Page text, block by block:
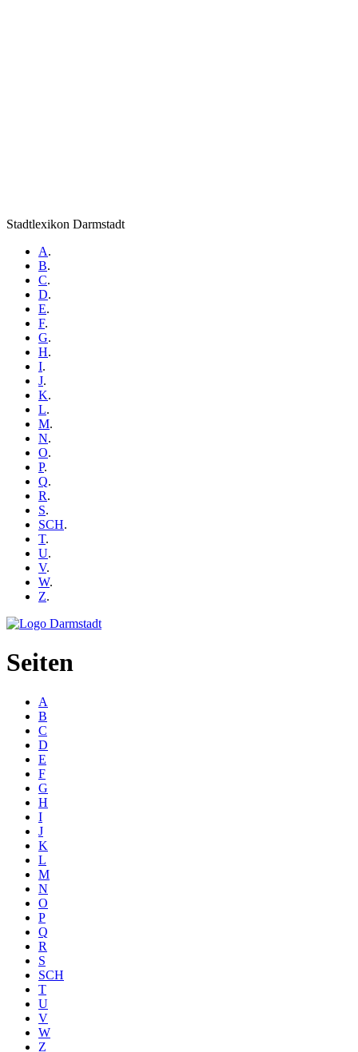
Stadtlexikon Darmstadt
A.
B.
C.
D.
E.
F.
G.
H.
I.
J.
K.
L.
M.
N.
O.
P.
Q.
R.
S.
SCH.
T.
U.
V.
W.
Z.
Seiten
A
B
C
D
E
F
G
H
I
J
K
L
M
N
O
P
Q
R
S
SCH
T
U
V
W
Z